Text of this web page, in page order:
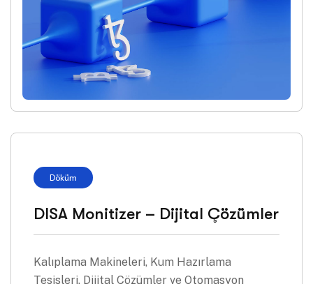
Döküm
DISA Monitizer – Dijital Çözümler
Kalıplama Makineleri, Kum Hazırlama
Tesisleri, Dijital Çözümler ve Otomasyon